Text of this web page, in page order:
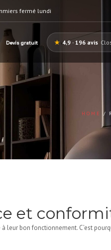
fermé lundi
Devis gratuit ★ 4,9 · 196 avis
HOME
et
leur bon fonctionnement. C’est